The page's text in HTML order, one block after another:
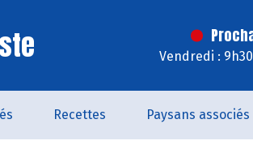
Vendredi :
Recettes Paysans associés